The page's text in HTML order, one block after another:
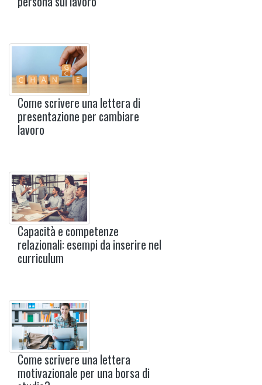
Come scrivere una lettera di
presentazione per cambiare
lavoro
Capacità e competenze
relazionali: esempi da inserire nel
curriculum
Come scrivere una lettera
motivazionale per una borsa di